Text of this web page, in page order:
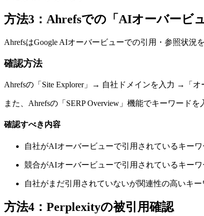
方法3：Ahrefsでの「AIオーバービ
AhrefsはGoogle AIオーバービューでの引用・参照状況
確認方法
Ahrefsの「Site Explorer」→ 自社ドメインを入力 →「
また、Ahrefsの「SERP Overview」機能でキーワード
確認すべき内容
自社がAIオーバービューで引用されているキーワ
競合がAIオーバービューで引用されているキーワ
自社がまだ引用されていないが関連性の高いキー
方法4：Perplexityの被引用確認